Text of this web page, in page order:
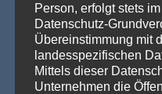
Wenn eine ganze
Willkommen in
Arnstadt zur [...]
Person, erfolgt stets
Datenschutz-
Übereinstimmung mit
landesspezifischen
Mittels dieser
Unternehmen die